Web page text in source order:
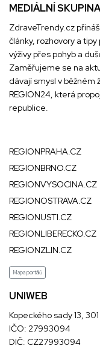
MEDIÁLNÍ
ZdraveTrendy.cz
články, rozhovory a
výživy přes pohyb a
Zaměřujeme se na
dávají smysl v běžném
REGION24, která
republice.
REGIONPRAHA.CZ
REGIONBRNO.CZ
REGIONVYSOCINA.CZ
REGIONOSTRAVA.CZ
REGIONUSTI.CZ
REGIONLIBERECKO.CZ
REGIONZLIN.CZ
Mapa portálů
UNIWEB
Kopeckého sady 13,
IČO: 27993094
DIČ: CZ27993094